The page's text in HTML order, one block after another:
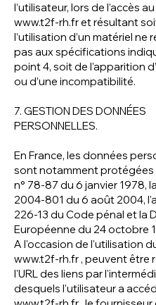
l’utilisateur, lors de l’accès
www.t2f-rh.fret résultant
l’utilisation d’un matériel ne
pas aux spécifications
point 4, soit de l’apparition
ou d’une incompatibilité.
7. GESTION DES DONNÉES
PERSONNELLES.
En France, les données
sont notamment protégées
n° 78-87 du 6 janvier 1978,
2004-801 du 6 août 2004,
226-13 du Code pénal et la
Européenne du 24 octobre
A l'occasion de l'utilisation
www.t2f-rh.fr , peuvent être
l'URL des liens par
desquels l'utilisateur a